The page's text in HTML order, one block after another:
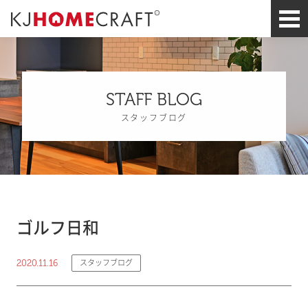
STAFF BLOG
スタッフブログ
ゴルフ日和
2020.11.16 スタッフブログ